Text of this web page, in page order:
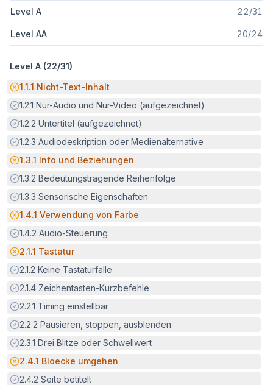
Level A 22/31
Level AA 20/24
Level A (22/31)
Potenzielle Barriere:
1.1.1 Nicht-Text-Inhalt
Erfüllt:
1.2.1 Nur-Audio und Nur-Video (aufgezeichnet)
Erfüllt:
1.2.2 Untertitel (aufgezeichnet)
Erfüllt:
1.2.3 Audiodeskription oder Medienalternative
Potenzielle Barriere:
1.3.1 Info und Beziehungen
Erfüllt:
1.3.2 Bedeutungstragende Reihenfolge
Erfüllt:
1.3.3 Sensorische Eigenschaften
Potenzielle Barriere:
1.4.1 Verwendung von Farbe
Erfüllt:
1.4.2 Audio-Steuerung
Potenzielle Barriere:
2.1.1 Tastatur
Erfüllt:
2.1.2 Keine Tastaturfalle
Erfüllt:
2.1.4 Zeichentasten-Kurzbefehle
Erfüllt:
2.2.1 Timing einstellbar
Erfüllt:
2.2.2 Pausieren, stoppen, ausblenden
Erfüllt:
2.3.1 Drei Blitze oder Schwellwert
Potenzielle Barriere:
2.4.1 Bloecke umgehen
Erfüllt:
2.4.2 Seite betitelt